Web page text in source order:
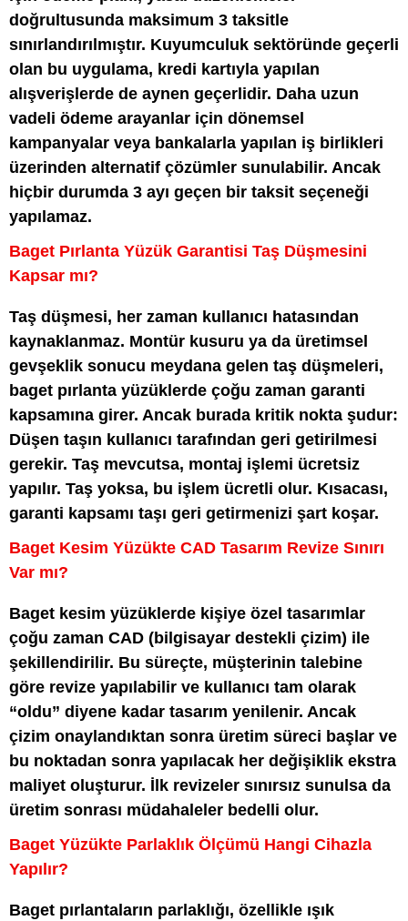
doğrultusunda maksimum 3 taksitle
sınırlandırılmıştır. Kuyumculuk sektöründe geçerli
olan bu uygulama, kredi kartıyla yapılan
alışverişlerde de aynen geçerlidir. Daha uzun
vadeli ödeme arayanlar için dönemsel
kampanyalar veya bankalarla yapılan iş birlikleri
üzerinden alternatif çözümler sunulabilir. Ancak
hiçbir durumda 3 ayı geçen bir taksit seçeneği
yapılamaz.
Baget Pırlanta Yüzük Garantisi Taş Düşmesini
Kapsar mı?
Taş düşmesi, her zaman kullanıcı hatasından
kaynaklanmaz. Montür kusuru ya da üretimsel
gevşeklik sonucu meydana gelen taş düşmeleri,
baget pırlanta yüzüklerde çoğu zaman garanti
kapsamına girer. Ancak burada kritik nokta şudur:
Düşen taşın kullanıcı tarafından geri getirilmesi
gerekir. Taş mevcutsa, montaj işlemi ücretsiz
yapılır. Taş yoksa, bu işlem ücretli olur. Kısacası,
garanti kapsamı taşı geri getirmenizi şart koşar.
Baget Kesim Yüzükte CAD Tasarım Revize Sınırı
Var mı?
Baget kesim yüzüklerde kişiye özel tasarımlar
çoğu zaman CAD (bilgisayar destekli çizim) ile
şekillendirilir. Bu süreçte, müşterinin talebine
göre revize yapılabilir ve kullanıcı tam olarak
“oldu” diyene kadar tasarım yenilenir. Ancak
çizim onaylandıktan sonra üretim süreci başlar ve
bu noktadan sonra yapılacak her değişiklik ekstra
maliyet oluşturur. İlk revizeler sınırsız sunulsa da
üretim sonrası müdahaleler bedelli olur.
Baget Yüzükte Parlaklık Ölçümü Hangi Cihazla
Yapılır?
Baget pırlantaların parlaklığı, özellikle ışık